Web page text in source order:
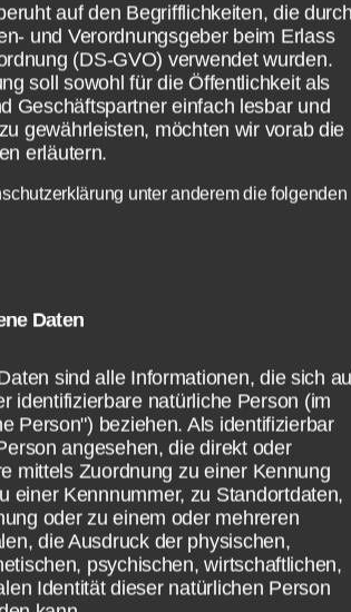
möglich - Aktuell eine Störung bei Apple
auf den Begrifflichkeiten, die durch
und Verordnungsgeber beim Erlass
(DS-GVO) verwendet wurden.
soll sowohl für die Öffentlichkeit als
Geschäftspartner einfach lesbar und
gewährleisten, möchten wir vorab die
erläutern.
unter anderem die folgenden
Daten
sind alle Informationen, die sich
identifizierbare natürliche Person (im
Person") beziehen. Als identifizierbar
angesehen, die direkt oder
mittels Zuordnung zu einer Kennung
einer Kennnummer, zu Standortdaten,
oder zu einem oder mehreren
die Ausdruck der physischen,
psychischen, wirtschaftlichen,
Identität dieser natürlichen Person